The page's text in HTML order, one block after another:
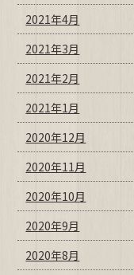
2021年4月
2021年3月
2021年2月
2021年1月
2020年12月
2020年11月
2020年10月
2020年9月
2020年8月